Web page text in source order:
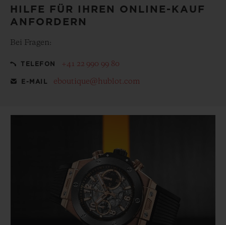
HILFE FÜR IHREN ONLINE-KAUF
ANFORDERN
Bei Fragen:
TELEFON +41 22 990 99 80
E-MAIL eboutique@hublot.com